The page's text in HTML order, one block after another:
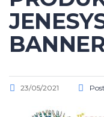
23/05/2021